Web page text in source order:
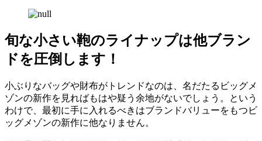
旬な小さい鞄のライナップは他ブラン
ドを圧倒します！
小ぶりなバッグや財布がトレンドなのは、名だたるビッグメ
ゾンの新作を見ればもはや疑う余地がないでしょう。という
わけで、最初に手に入れるべきはブランドバリューをもつビ
ッグメゾンの新作に他なりません。